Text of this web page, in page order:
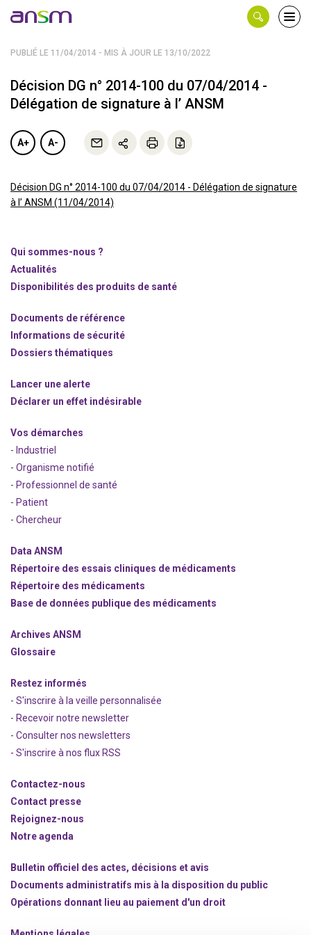
PUBLIÉ LE 11/04/2014 - MIS À JOUR LE 13/10/2022
Décision DG n° 2014-100 du 07/04/2014 -
Délégation de signature à l’ ANSM
A+ A-
Décision DG n° 2014-100 du 07/04/2014 - Délégation de signature
à l’ ANSM (11/04/2014)
Qui sommes-nous ?
Actualités
Disponibilités des produits de santé
Documents de référence
Informations de sécurité
Dossiers thématiques
Lancer une alerte
Déclarer un effet indésirable
Vos démarches
- Industriel
- Organisme notifié
- Professionnel de santé
- Patient
- Chercheur
Data ANSM
Répertoire des essais cliniques de médicaments
Répertoire des médicaments
Base de données publique des médicaments
Archives ANSM
Glossaire
Restez informés
- S'inscrire à la veille personnalisée
- Recevoir notre newsletter
- Consulter nos newsletters
- S'inscrire à nos flux RSS
Contactez-nous
Contact presse
Rejoignez-nous
Notre agenda
Bulletin officiel des actes, décisions et avis
Documents administratifs mis à la disposition du public
Opérations donnant lieu au paiement d'un droit